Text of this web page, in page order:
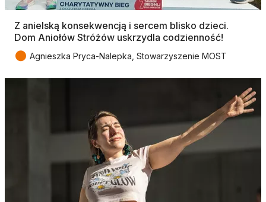
Z anielską konsekwencją i sercem blisko dzieci.
Dom Aniołów Stróżów uskrzydla codzienność!
● Agnieszka Pryca-Nalepka, Stowarzyszenie MOST